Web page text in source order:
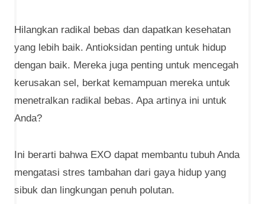
Hilangkan radikal bebas dan dapatkan kesehatan
yang lebih baik. Antioksidan penting untuk hidup
dengan baik. Mereka juga penting untuk mencegah
kerusakan sel, berkat kemampuan mereka untuk
menetralkan radikal bebas. Apa artinya ini untuk
Anda?
Ini berarti bahwa EXO dapat membantu tubuh Anda
mengatasi stres tambahan dari gaya hidup yang
sibuk dan lingkungan penuh polutan.